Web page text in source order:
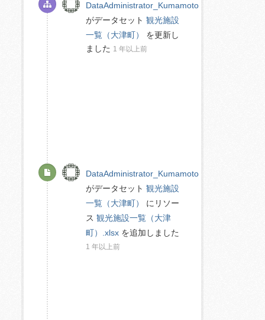
DataAdministrator_Kumamoto
がデータセット 観光施設
一覧（大津町）
を更新し
ました 1 年以上前
DataAdministrator_Kumamoto
がデータセット 観光施設
一覧（大津町）
にリソー
ス 観光施設一覧（大津
町）.xlsx を追加しました
1 年以上前